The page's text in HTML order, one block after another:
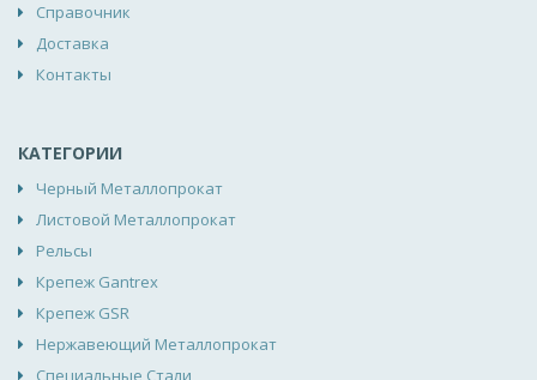
Справочник
Доставка
Контакты
КАТЕГОРИИ
Черный Металлопрокат
Листовой Металлопрокат
Рельсы
Крепеж Gantrex
Крепеж GSR
Нержавеющий Металлопрокат
Специальные Стали